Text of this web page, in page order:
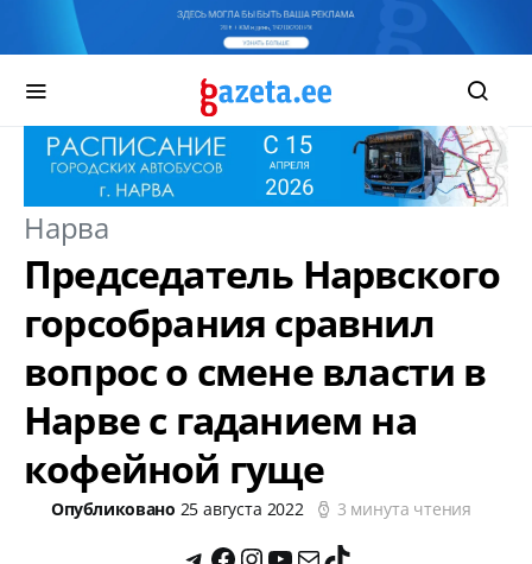
Нарва
Председатель Нарвского
горсобрания сравнил
вопрос о смене власти в
Нарве с гаданием на
кофейной гуще
Опубликовано 25 августа 2022 3 минута чтения